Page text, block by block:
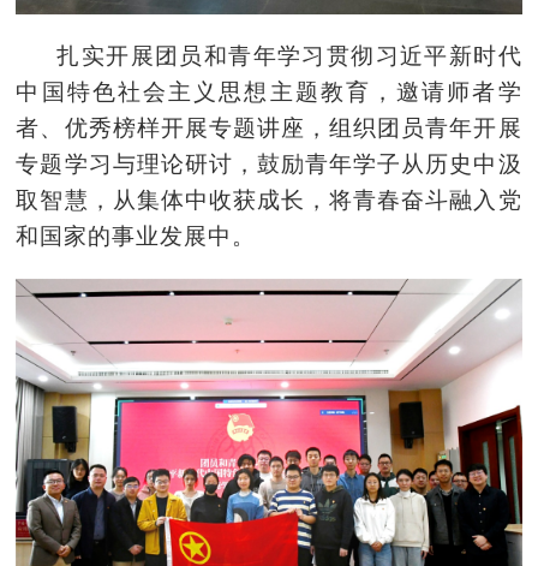
扎实开展团员和青年学习贯彻习近平新时代
中国特色社会主义思想主题教育，邀请师者学
者、优秀榜样开展专题讲座，组织团员青年开展
专题学习与理论研讨，鼓励青年学子从历史中汲
取智慧，从集体中收获成长，将青春奋斗融入党
和国家的事业发展中。